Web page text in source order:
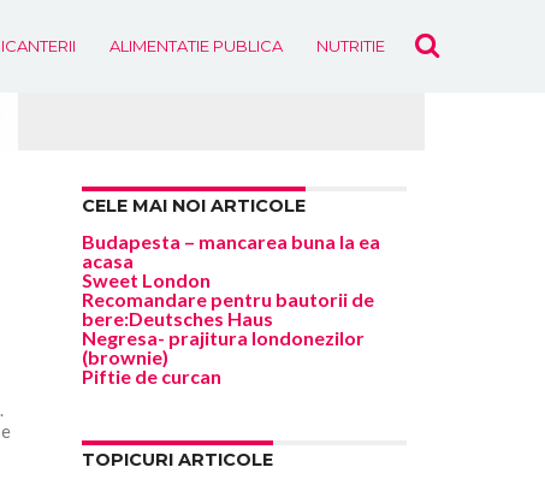
ALIMENTATIE PUBLICA NUTRITIE EVENIMENTE
CELE MAI NOI ARTICOLE
Budapesta – mancarea buna la ea
acasa
Sweet London
Recomandare pentru bautorii de
bere:Deutsches Haus
Negresa- prajitura londonezilor
(brownie)
Piftie de curcan
TOPICURI ARTICOLE